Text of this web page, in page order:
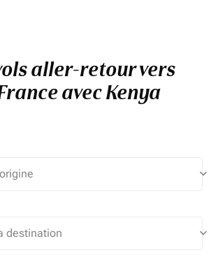
aller-retour vers
avec Kenya
keyboard_arrow_down
keyboard_arrow_down